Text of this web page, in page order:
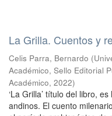
La Grilla. Cuentos y
Celis Parra, Bernardo (
Académico, Sello Editorial
Académico, 2022)
‘La Grilla’ título del libro,
andinos. El cuento